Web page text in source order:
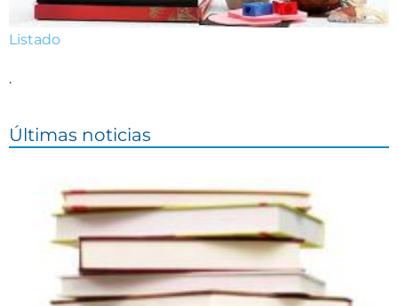
Listado
.
Últimas noticias